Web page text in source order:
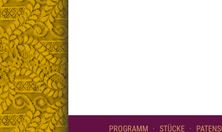
PROGRAMM STÜCKE